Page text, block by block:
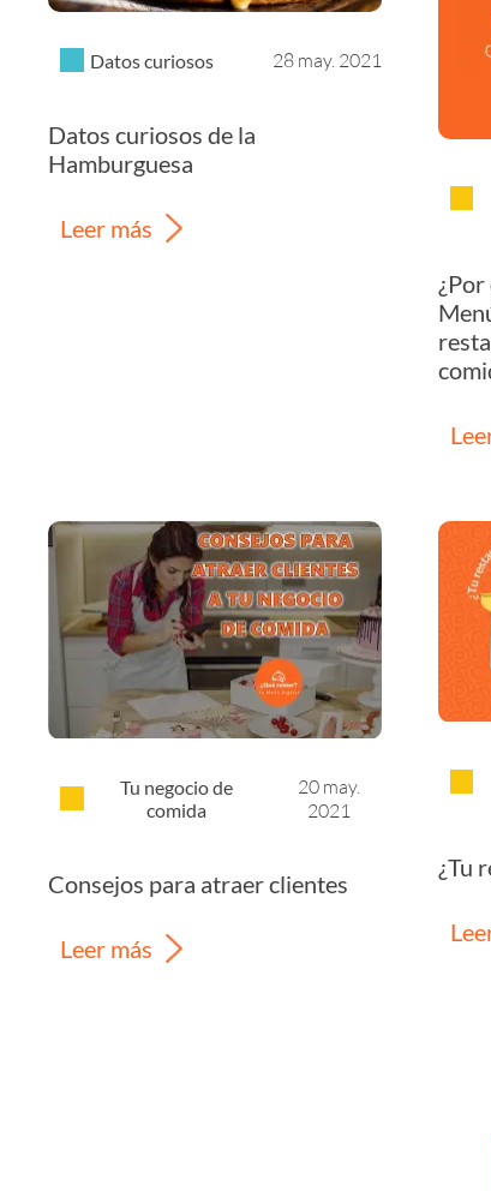
Datos curiosos 28 may. 2021
Datos curiosos de la
Hamburguesa
Leer más
Tu negocio de
comida
20 may.
2021
Consejos para atraer clientes
Leer más
¿Tu